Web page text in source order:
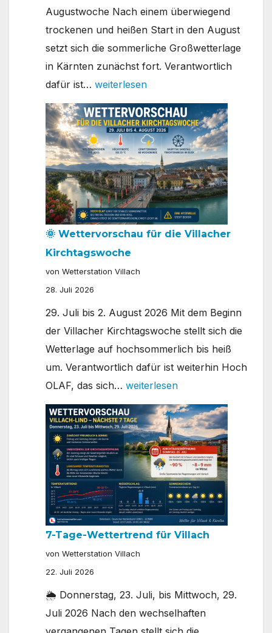
Augustwoche Nach einem überwiegend
trockenen und heißen Start in den August
setzt sich die sommerliche Großwetterlage
in Kärnten zunächst fort. Verantwortlich
dafür ist… Hitzewelle
erreicht
ihren
Höhepunkt
–
Wann
kommt
die
Abkühlung?
weiterlesen
🌞 Wettervorschau für die Villacher
Kirchtagswoche
von Wetterstation Villach
28. Juli 2026
29. Juli bis 2. August 2026 Mit dem Beginn
der Villacher Kirchtagswoche stellt sich die
Wetterlage auf hochsommerlich bis heiß
um. Verantwortlich dafür ist weiterhin Hoch
OLAF, das sich… 🌞
Wettervorschau
für
die
Villacher
Kirchtagswoche
weiterlesen
7-Tage-Wettertrend für Villach
von Wetterstation Villach
22. Juli 2026
🌦️ Donnerstag, 23. Juli, bis Mittwoch, 29.
Juli 2026 Nach den wechselhaften